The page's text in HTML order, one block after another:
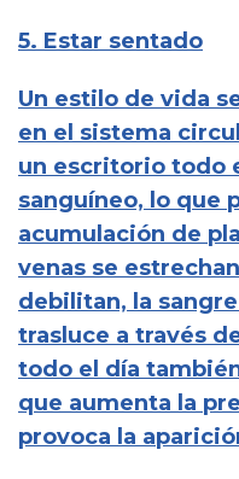
5. Estar sentado
Un estilo de vida
en el sistema
un escritorio todo
sanguíneo, lo que
acumulación de
venas se
debilitan, la
trasluce a través
todo el día
que aumenta la
provoca la